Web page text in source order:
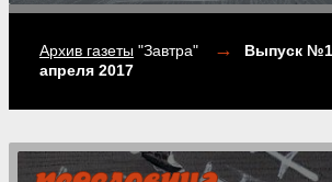
Архив газеты "Завтра" → Выпуск
апреля 2017